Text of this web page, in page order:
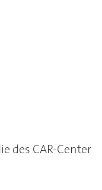
des CAR-Center